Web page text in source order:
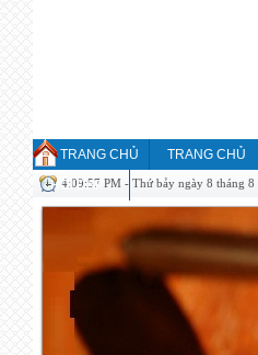
TRANG CHỦ TRANG CHỦ
HỎI ĐÁP
4:09:57 PM - Thứ bảy ngày 8 tháng 8